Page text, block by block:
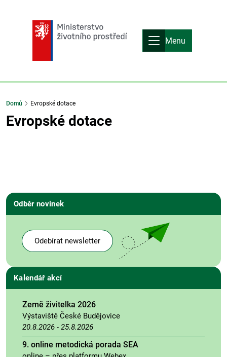
Menu
Domů Evropské dotace
Evropské dotace
Odběr novinek
Odebírat newsletter
Kalendář akcí
Země živitelka 2026
Výstaviště České Budějovice
20.8.2026 - 25.8.2026
9. online metodická porada SEA